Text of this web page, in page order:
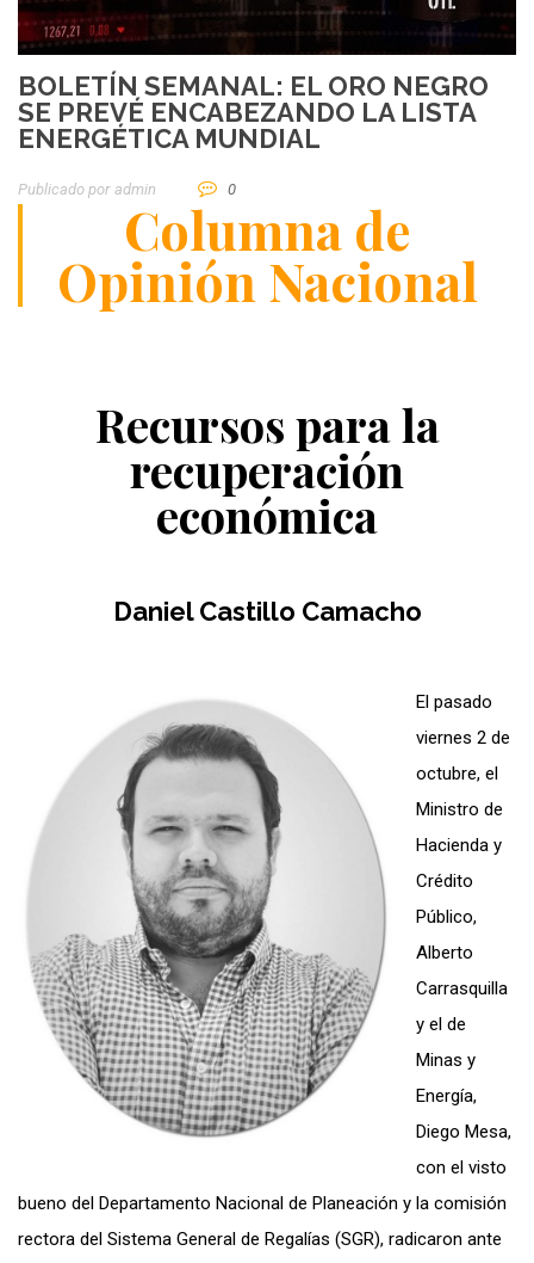
BOLETÍN SEMANAL: EL ORO NEGRO
SE PREVÉ ENCABEZANDO LA LISTA
ENERGÉTICA MUNDIAL
Publicado por Admin 0
Columna de
Opinión Nacional
Recursos para la
recuperación
económica
Daniel Castillo Camacho
El pasado
viernes 2 de
octubre, el
Ministro de
Hacienda y
Crédito
Público,
Alberto
Carrasquilla
y el de
Minas y
Energía,
Diego Mesa,
con el visto
bueno del Departamento Nacional de Planeación y la comisión
rectora del Sistema General de Regalías (SGR), radicaron ante